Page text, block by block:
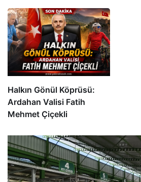
Halkın Gönül Köprüsü:
Ardahan Valisi Fatih
Mehmet Çiçekli